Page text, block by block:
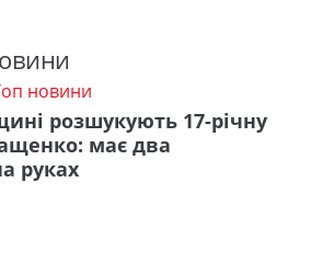
новини
розшукують 17-річну
має два
руках